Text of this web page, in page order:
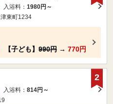
入浴料： 1980円～
東町1234
【子ども】 990円 → 770円
入浴料： 814円～
2